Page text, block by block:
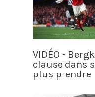
VIDÉO -
clause dans
plus prendre